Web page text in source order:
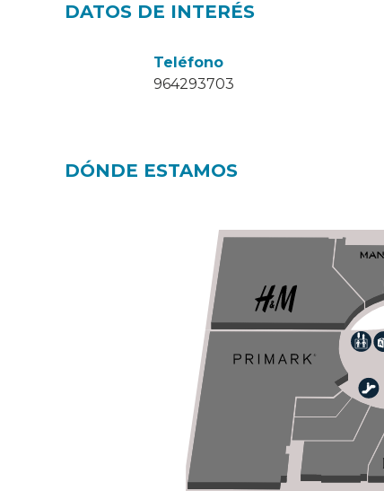
DATOS DE INTERÉS
Teléfono
964293703
DÓNDE ESTAMOS